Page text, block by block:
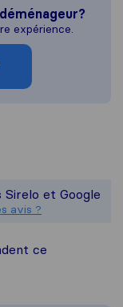
expérience.
Sirelo et Google
avis ?
ce